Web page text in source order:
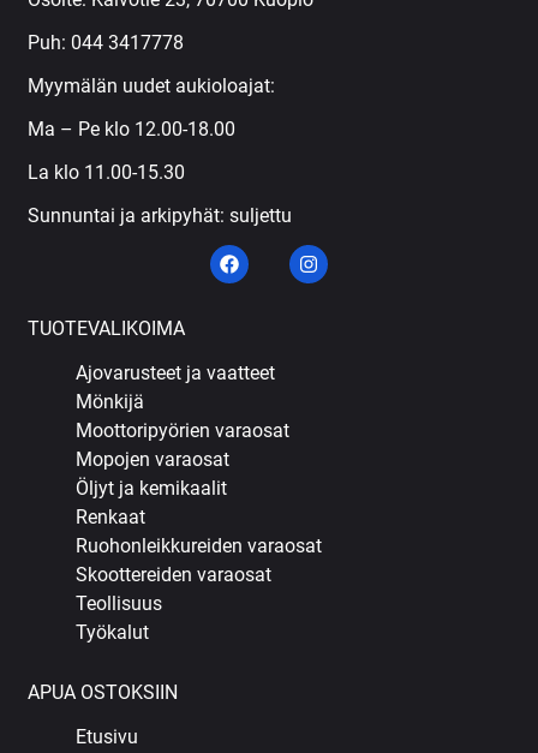
Puh: 044 3417778
Myymälän uudet aukioloajat:
Ma – Pe klo 12.00-18.00
La klo 11.00-15.30
Sunnuntai ja arkipyhät: suljettu
TUOTEVALIKOIMA
Ajovarusteet ja vaatteet
Mönkijä
Moottoripyörien varaosat
Mopojen varaosat
Öljyt ja kemikaalit
Renkaat
Ruohonleikkureiden varaosat
Skoottereiden varaosat
Teollisuus
Työkalut
APUA OSTOKSIIN
Etusivu